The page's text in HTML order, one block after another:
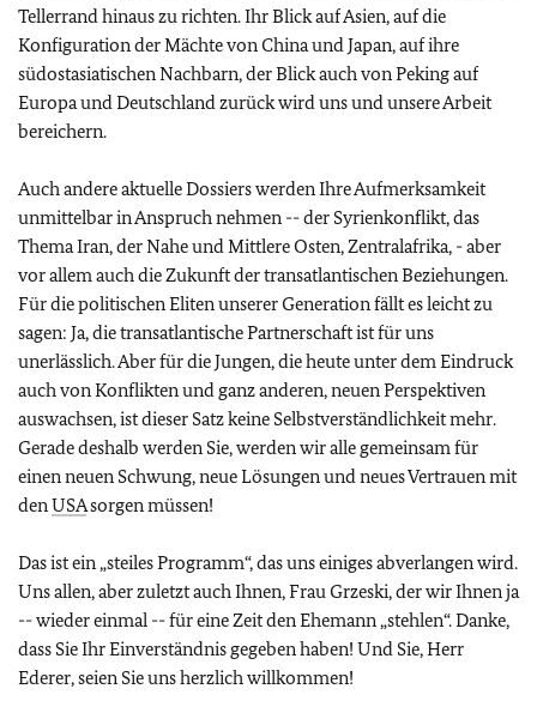
Tellerrand hinaus zu richten. Ihr Blick auf Asien, auf die
Konfiguration der Mächte von China und Japan, auf ihre
südostasiatischen Nachbarn, der Blick auch von Peking auf
Europa und Deutschland zurück wird uns und unsere Arbeit
bereichern.
Auch andere aktuelle Dossiers werden Ihre Aufmerksamkeit
unmittelbar in Anspruch nehmen -- der Syrienkonflikt, das
Thema Iran, der Nahe und Mittlere Osten, Zentralafrika, - aber
vor allem auch die Zukunft der transatlantischen Beziehungen.
Für die politischen Eliten unserer Generation fällt es leicht zu
sagen: Ja, die transatlantische Partnerschaft ist für uns
unerlässlich. Aber für die Jungen, die heute unter dem Eindruck
auch von Konflikten und ganz anderen, neuen Perspektiven
auswachsen, ist dieser Satz keine Selbstverständlichkeit mehr.
Gerade deshalb werden Sie, werden wir alle gemeinsam für
einen neuen Schwung, neue Lösungen und neues Vertrauen mit
denUSAsorgen müssen!
Das ist ein „steiles Programm“, das uns einiges abverlangen wird.
Uns allen, aber zuletzt auch Ihnen, Frau Grzeski, der wir Ihnen ja
-- wieder einmal -- für eine Zeit den Ehemann „stehlen“. Danke,
dass Sie Ihr Einverständnis gegeben haben! Und Sie, Herr
Ederer, seien Sie uns herzlich willkommen!